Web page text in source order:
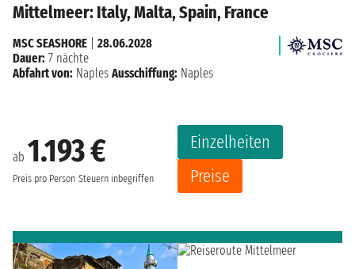
Mittelmeer: Italy, Malta, Spain, France
ab 1.193 €
Preis pro Person Steuern inbegriffen
Einzelheiten
Preise
MSC SEASHORE
28.06.2028
Dauer: 7 nächte
Abfahrt von: Naples Ausschiffung: Naples